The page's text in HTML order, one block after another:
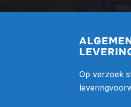
Op verzoek